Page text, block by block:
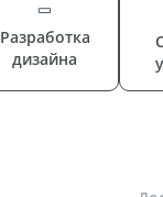
Разработка
дизайна